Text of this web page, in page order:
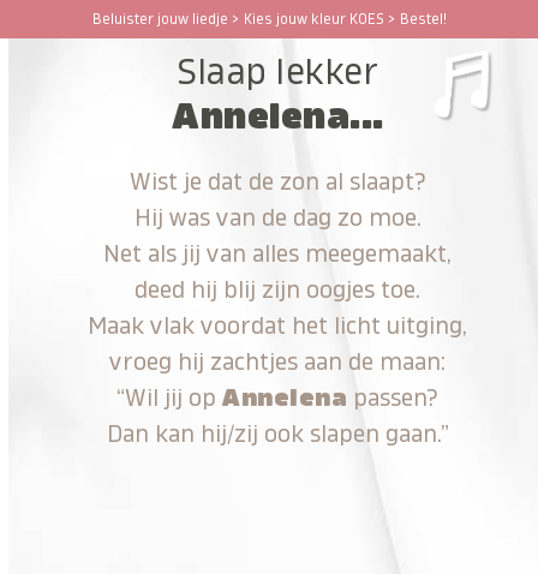
Beluister jouw liedje > Kies jouw kleur KOES > Bestel!
Open
Close
Slaap lekker
Annelena...
Wist je dat de zon al slaapt?
Hij was van de dag zo moe.
Net als jij van alles meegemaakt,
deed hij blij zijn oogjes toe.
Maak vlak voordat het licht uitging,
vroeg hij zachtjes aan de maan:
“Wil jij opAnnelena passen?
Dan kan hij/zij ook slapen gaan.”